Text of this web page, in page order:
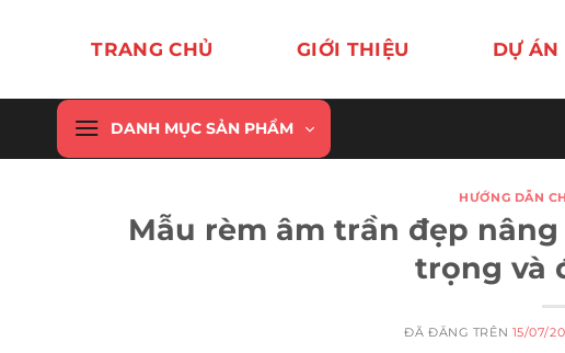
dung
TRANG CHỦ GIỚI THIỆU DỰ ÁN
DANH MỤC SẢN PHẨM
HƯỚNG DẪN
Mẫu rèm âm trần đẹp
trọng và
ĐÃ ĐĂNG TRÊN 15/07/